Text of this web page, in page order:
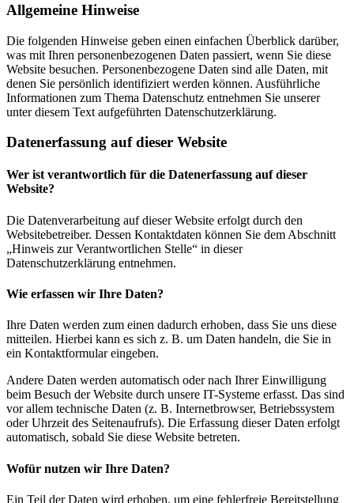
Allgemeine Hinweise
Die folgenden Hinweise geben einen einfachen Überblick darüber,
was mit Ihren personenbezogenen Daten passiert, wenn Sie diese
Website besuchen. Personenbezogene Daten sind alle Daten, mit
denen Sie persönlich identifiziert werden können. Ausführliche
Informationen zum Thema Datenschutz entnehmen Sie unserer
unter diesem Text aufgeführten Datenschutzerklärung.
Datenerfassung auf dieser Website
Wer ist verantwortlich für die Datenerfassung auf dieser
Website?
Die Datenverarbeitung auf dieser Website erfolgt durch den
Websitebetreiber. Dessen Kontaktdaten können Sie dem Abschnitt
„Hinweis zur Verantwortlichen Stelle“ in dieser
Datenschutzerklärung entnehmen.
Wie erfassen wir Ihre Daten?
Ihre Daten werden zum einen dadurch erhoben, dass Sie uns diese
mitteilen. Hierbei kann es sich z. B. um Daten handeln, die Sie in
ein Kontaktformular eingeben.
Andere Daten werden automatisch oder nach Ihrer Einwilligung
beim Besuch der Website durch unsere IT-Systeme erfasst. Das sind
vor allem technische Daten (z. B. Internetbrowser, Betriebssystem
oder Uhrzeit des Seitenaufrufs). Die Erfassung dieser Daten erfolgt
automatisch, sobald Sie diese Website betreten.
Wofür nutzen wir Ihre Daten?
Ein Teil der Daten wird erhoben, um eine fehlerfreie Bereitstellung